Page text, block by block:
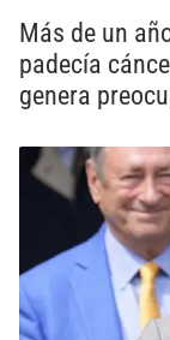
Más de un
padecía
genera